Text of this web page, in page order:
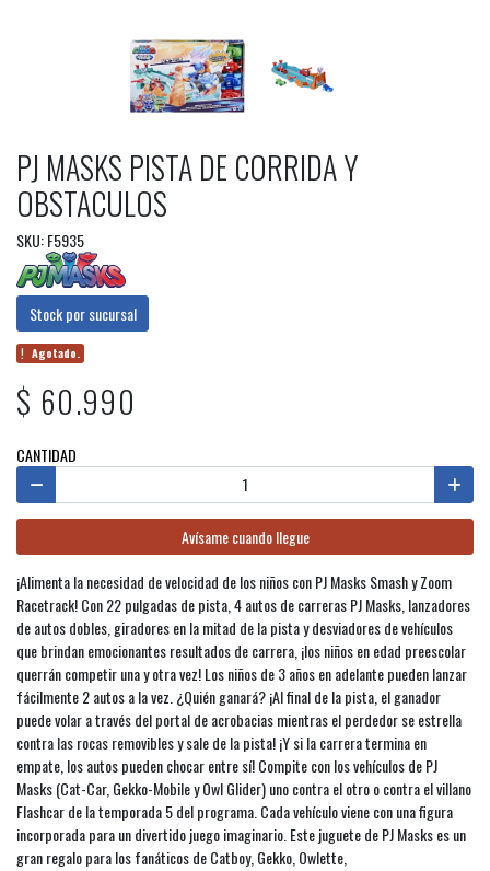
PJ MASKS PISTA DE CORRIDA Y
OBSTACULOS
SKU: F5935
Stock por sucursal
Agotado.
$ 60.990
CANTIDAD
Avísame cuando llegue
¡Alimenta la necesidad de velocidad de los niños con PJ Masks Smash y Zoom
Racetrack! Con 22 pulgadas de pista, 4 autos de carreras PJ Masks, lanzadores
de autos dobles, giradores en la mitad de la pista y desviadores de vehículos
que brindan emocionantes resultados de carrera, ¡los niños en edad preescolar
querrán competir una y otra vez! Los niños de 3 años en adelante pueden lanzar
fácilmente 2 autos a la vez. ¿Quién ganará? ¡Al final de la pista, el ganador
puede volar a través del portal de acrobacias mientras el perdedor se estrella
contra las rocas removibles y sale de la pista! ¡Y si la carrera termina en
empate, los autos pueden chocar entre sí! Compite con los vehículos de PJ
Masks (Cat-Car, Gekko-Mobile y Owl Glider) uno contra el otro o contra el villano
Flashcar de la temporada 5 del programa. Cada vehículo viene con una figura
incorporada para un divertido juego imaginario. Este juguete de PJ Masks es un
gran regalo para los fanáticos de Catboy, Gekko, Owlette,